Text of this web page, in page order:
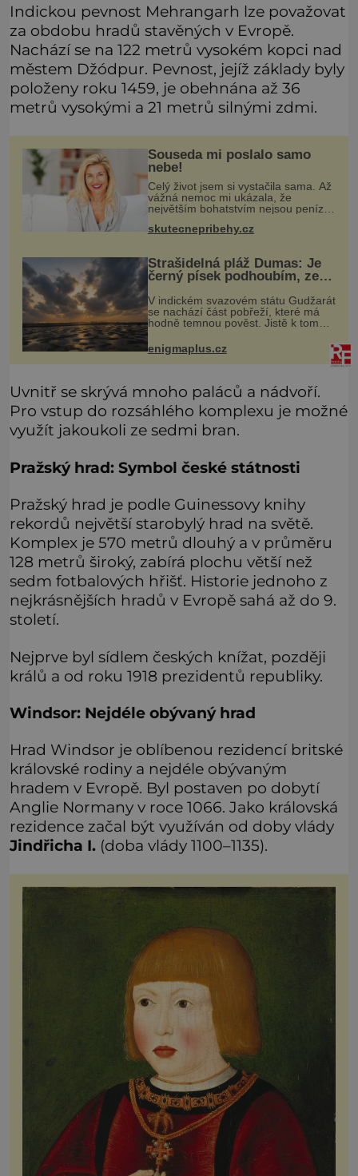
Indickou pevnost Mehrangarh lze považovat
za obdobu hradů stavěných v Evropě.
Nachází se na 122 metrů vysokém kopci nad
městem Džódpur. Pevnost, jejíž základy byly
položeny roku 1459, je obehnána až 36
metrů vysokými a 21 metrů silnými zdmi.
Souseda mi poslalo samo
nebe!
Celý život jsem si vystačila sama. Až
vážná nemoc mi ukázala, že
největším bohatstvím nejsou peníze
ochotný podat pomocnou ruku.
skutecnepribehy.cz
Strašidelná pláž Dumas: Je
černý písek podhoubím, ze
V indickém svazovém státu Gudžarát
se nachází část pobřeží, které má
hodně temnou pověst. Jistě k tomu
přispívá i černý písek této pláže.
Proč má pláž takové netypické
zbarvení? Nakolik jsou pravdivé
enigmaplus.cz
Uvnitř se skrývá mnoho paláců a nádvoří.
Pro vstup do rozsáhlého komplexu je možné
využít jakoukoli ze sedmi bran.
Pražský hrad: Symbol české státnosti
Pražský hrad je podle Guinessovy knihy
rekordů největší starobylý hrad na světě.
Komplex je 570 metrů dlouhý a v průměru
128 metrů široký, zabírá plochu větší než
sedm fotbalových hřišť. Historie jednoho z
nejkrásnějších hradů v Evropě sahá až do 9.
století.
Nejprve byl sídlem českých knížat, později
králů a od roku 1918 prezidentů republiky.
Windsor: Nejdéle obývaný hrad
Hrad Windsor je oblíbenou rezidencí britské
královské rodiny a nejdéle obývaným
hradem v Evropě. Byl postaven po dobytí
Anglie Normany v roce 1066. Jako královská
rezidence začal být využíván od doby vlády
Jindřicha I. (doba vlády 1100–1135).